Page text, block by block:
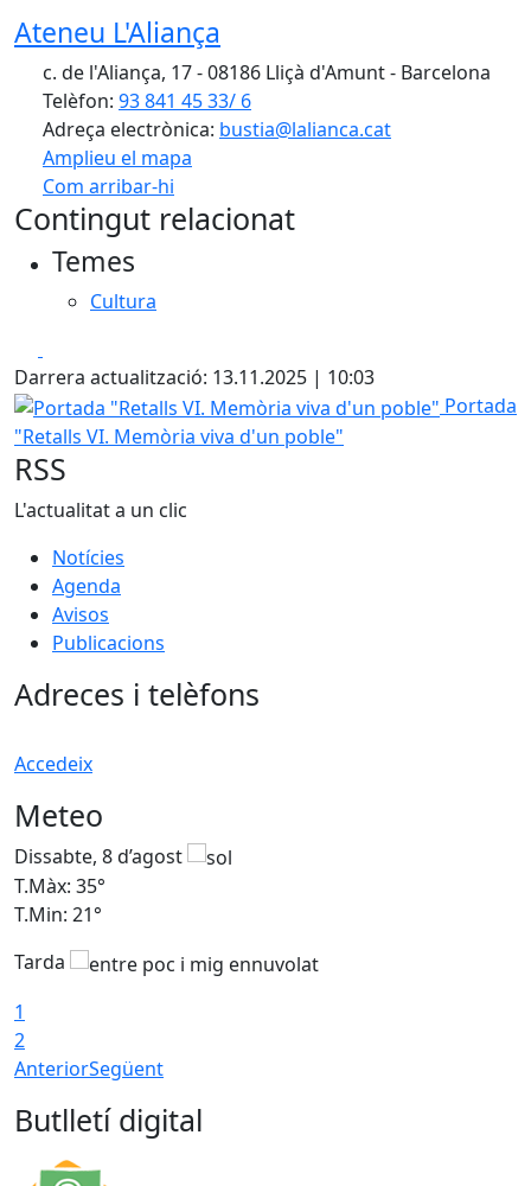
Ateneu L'Aliança
c. de l'Aliança, 17 - 08186 Lliçà d'Amunt - Barcelona
Telèfon: 93 841 45 33/ 6
Adreça electrònica: bustia@lalianca.cat
Amplieu el mapa
Com arribar-hi
+
Contingut relacionat
Temes
Cultura
Darrera actualització: 13.11.2025 | 10:03
Portada "Retalls VI. Memòria viva d'un poble"
Portada
"Retalls VI. Memòria viva d'un poble"
RSS
L'actualitat a un clic
Notícies
Agenda
Avisos
Publicacions
Adreces i telèfons
Accedeix
Meteo
Dissabte, 8 d’agost
T.Màx: 35°
T.Min: 21°
Tarda
1
2
AnteriorSegüent
Butlletí digital